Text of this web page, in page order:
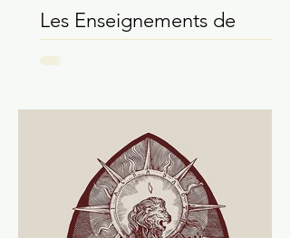
Les Enseignements de
Hammadi)
Daniel Shoushi
4 mars 2021